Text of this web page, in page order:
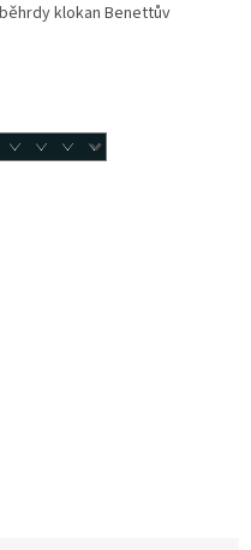
klokan Benettův